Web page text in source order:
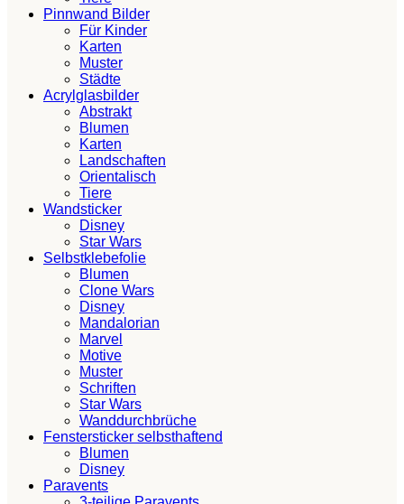
Pinnwand Bilder
Für Kinder
Karten
Muster
Städte
Acrylglasbilder
Abstrakt
Blumen
Karten
Landschaften
Orientalisch
Tiere
Wandsticker
Disney
Star Wars
Selbstklebefolie
Blumen
Clone Wars
Disney
Mandalorian
Marvel
Motive
Muster
Schriften
Star Wars
Wanddurchbrüche
Fenstersticker selbsthaftend
Blumen
Disney
Paravents